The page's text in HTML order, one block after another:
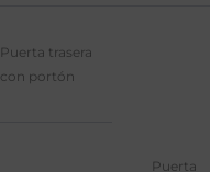
Puerta trasera
con portón
Puerta